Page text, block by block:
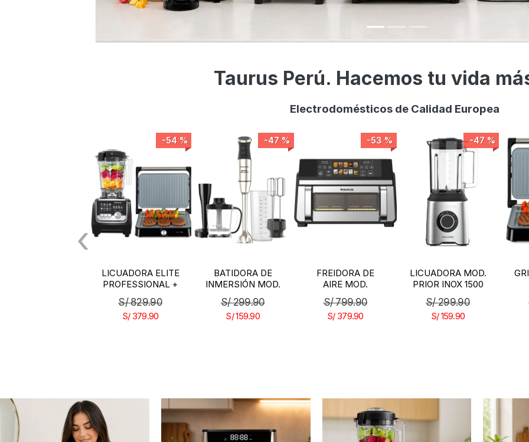
Taurus Perú. Hacemos tu vida
Electrodomésticos de Calidad Europea
-47 %
BATIDORA DE
INMERSIÓN MOD.
BAPI 1500 LUXE
FULL SET
S/299.90
S/ 159.90
-53 %
FREIDORA DE
AIRE MOD.
DOUBLE AIR
FRYER
S/799.90
S/379.90
-47 %
LICUADORA MOD.
PRIOR INOX 1500
S/299.90
S/ 159.90
-39 %
GRILL ASTERIA II
S/229.90
S/139.90
‹